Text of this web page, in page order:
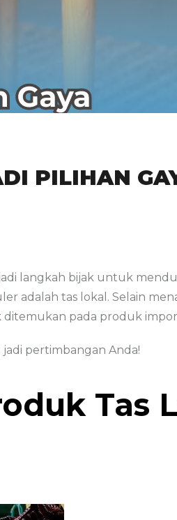
PILIHAN
langkah bijak untuk
adalah tas lokal. Selain
ditemukan pada produk
pertimbangan Anda!
Tas